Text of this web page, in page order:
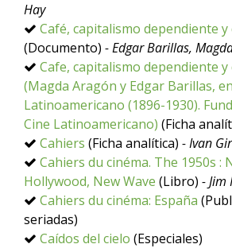
Hay
Café, capitalismo dependiente y
(Documento) - Edgar Barillas,
Cafe, capitalismo dependiente y
(Magda Aragón y Edgar Barillas,
Latinoamericano (1896-1930).
Cine Latinoamericano) (Ficha
Cahiers (Ficha analítica) - Ivan
Cahiers du cinéma. The 1950s :
Hollywood, New Wave (Libro) - Jim
Cahiers du cinéma: España
seriadas)
Caídos del cielo (Especiales)